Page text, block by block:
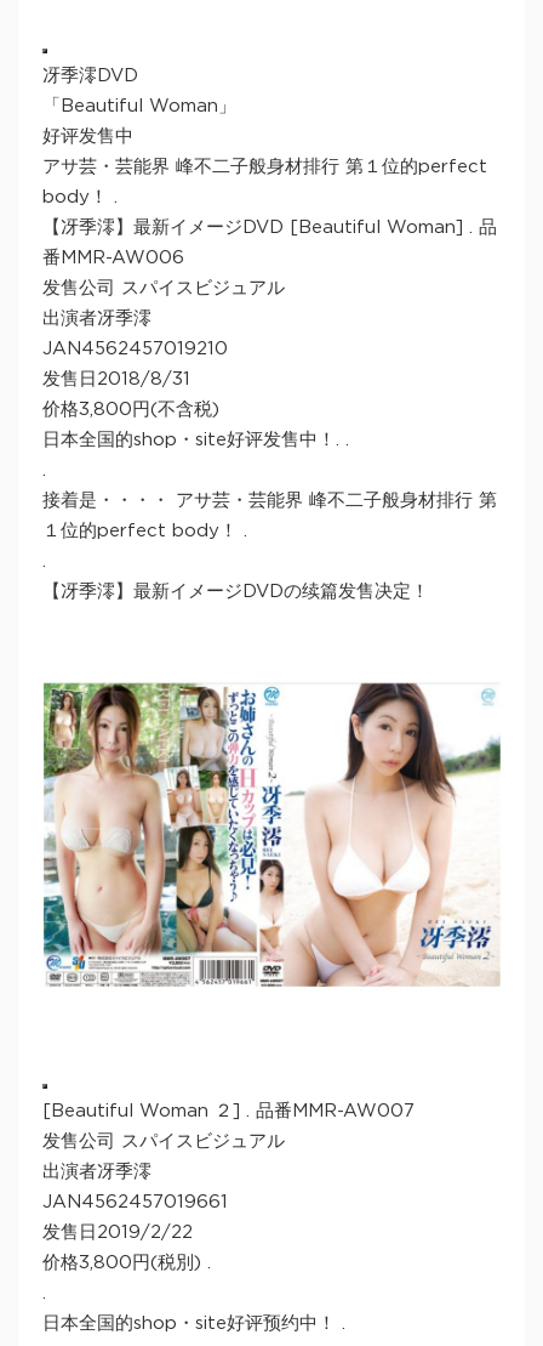
冴季澪DVD
「Beautiful Woman」
好评发售中
アサ芸・芸能界 峰不二子般身材排行 第１位的perfect
body！ .
【冴季澪】最新イメージDVD [Beautiful Woman] . 品
番MMR-AW006
发售公司 スパイスビジュアル
出演者冴季澪
JAN4562457019210
发售日2018/8/31
价格3,800円(不含税)
日本全国的shop・site好评发售中！. .
.
接着是・・・・ アサ芸・芸能界 峰不二子般身材排行 第
１位的perfect body！ .
.
【冴季澪】最新イメージDVDの续篇发售决定！
[Beautiful Woman ２] . 品番MMR-AW007
发售公司 スパイスビジュアル
出演者冴季澪
JAN4562457019661
发售日2019/2/22
价格3,800円(税別) .
.
日本全国的shop・site好评预约中！ .